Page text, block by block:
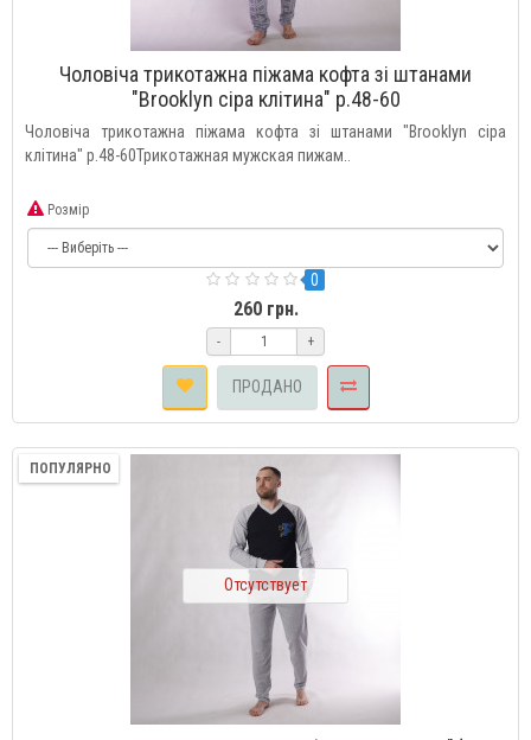
Чоловіча трикотажна піжама кофта зі штанами
"Brooklyn сіра клітина" р.48-60
Чоловіча трикотажна піжама кофта зі штанами "Brooklyn сіра
клітина" р.48-60Трикотажная мужская пижам..
Розмір
0
260 грн.
- +
ПРОДАНО
ПОПУЛЯРНО
Отсутствует